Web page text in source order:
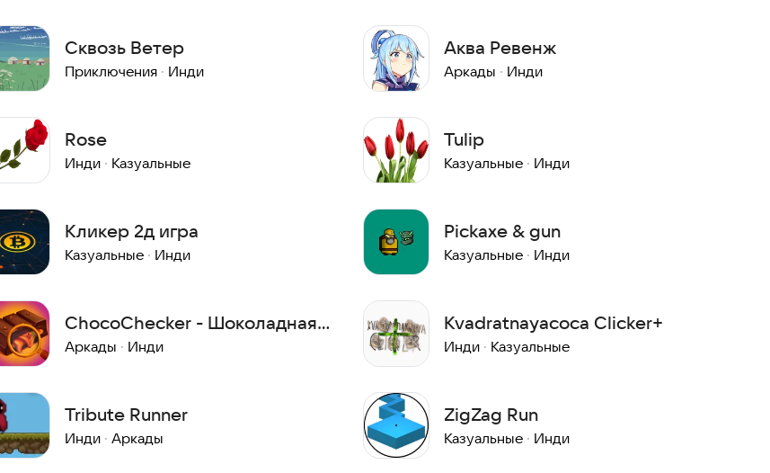
Сквозь Ветер
Приключения · Инди
Аква Ревенж
Аркады · Инди
Rose
Инди · Казуальные
Tulip
Казуальные · Инди
Кликер 2д игра
Казуальные · Инди
Pickaxe & gun
Казуальные · Инди
ChocoChecker - Шоколадная
Фабрика
Аркады · Инди
Kvadratnayacoca Clicker+
Инди · Казуальные
Tribute Runner
Инди · Аркады
ZigZag Run
Казуальные · Инди